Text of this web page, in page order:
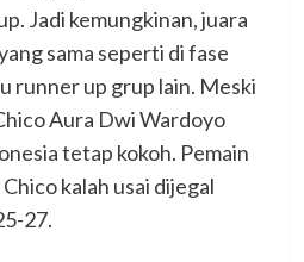
Jadi kemungkinan, juara
sama seperti di fase
runner up grup lain. Meski
Aura Dwi Wardoyo
tetap kokoh. Pemain
kalah usai dijegal
27.